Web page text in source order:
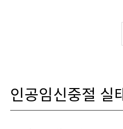
인공임신중절 실